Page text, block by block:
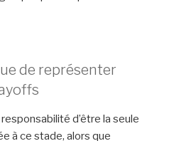
de représenter
d’être la seule
à ce stade, alors que